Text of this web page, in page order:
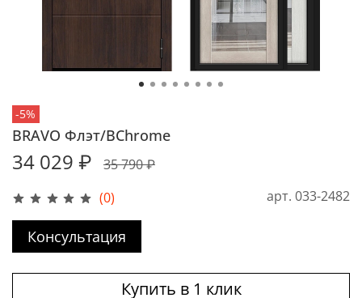
-5%
(0) арт. 033-2482
BRAVO Флэт/BChrome
34 029 ₽ 35 790 ₽
Консультация
Купить в 1 клик